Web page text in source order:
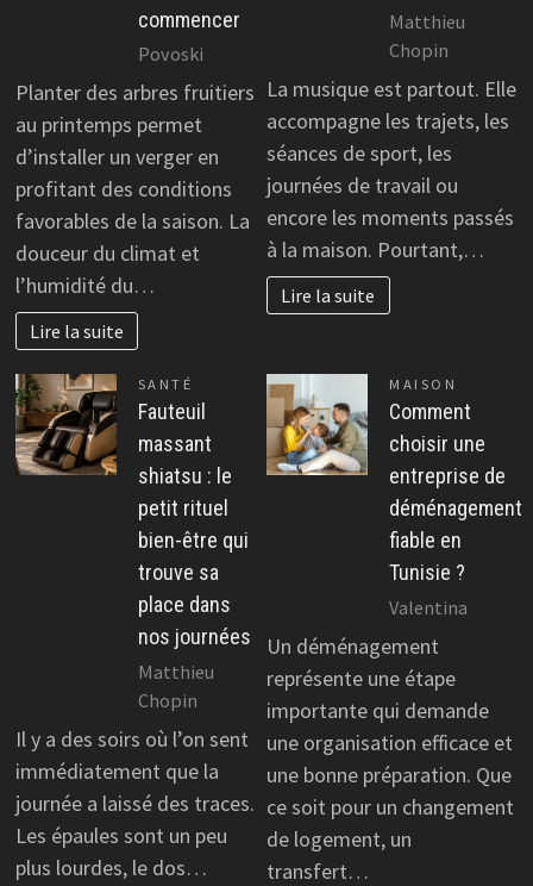
commencer
Povoski
Planter des arbres fruitiers
au printemps permet
d’installer un verger en
profitant des conditions
favorables de la saison. La
douceur du climat et
l’humidité du…
Lire la suite
Matthieu
Chopin
La musique est partout. Elle
accompagne les trajets, les
séances de sport, les
journées de travail ou
encore les moments passés
à la maison. Pourtant,…
Lire la suite
SANTÉ
Fauteuil
massant
shiatsu : le
petit rituel
bien-être qui
trouve sa
place dans
nos journées
Matthieu
Chopin
Il y a des soirs où l’on sent
immédiatement que la
journée a laissé des traces.
Les épaules sont un peu
plus lourdes, le dos…
MAISON
Comment
choisir une
entreprise de
déménagement
fiable en
Tunisie ?
Valentina
Un déménagement
représente une étape
importante qui demande
une organisation efficace et
une bonne préparation. Que
ce soit pour un changement
de logement, un
transfert…